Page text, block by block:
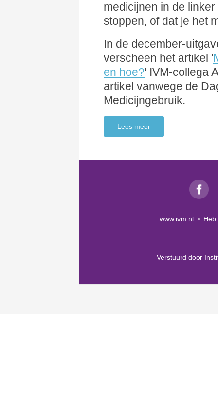
medicijnen in de
stoppen, of dat je het
In de december-
verscheen het artikel '
en hoe?' IVM-collega
artikel vanwege de
Medicijngebruik.
Lees meer
www.ivm.nl Heb
Verstuurd door